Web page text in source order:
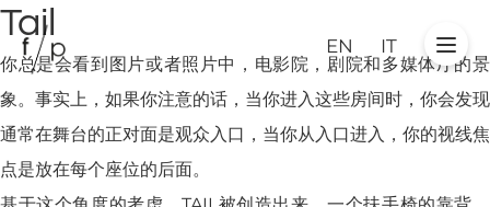
EN IT
Tail
你总是会看到图片或者照片中，电影院，剧院和多媒体厅的景
象。事实上，如果你注意的话，当你进入这些房间时，你会发现
通常在舞台的正对面是观众入口，当你从入口进入，你的视线焦
点是放在每个座位的后面。